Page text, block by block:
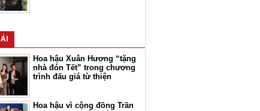
Hoa hậu Xuân Hương “tặng
nhà đón Tết” trong chương
trình đấu giá từ thiện
Hoa hậu vì cộng đồng Trần